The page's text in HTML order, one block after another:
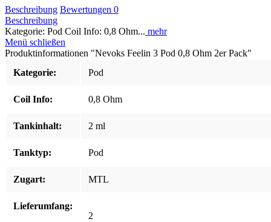
Beschreibung Bewertungen 0
Beschreibung
Kategorie: Pod Coil Info: 0,8 Ohm... mehr
Menü schließen
Produktinformationen "Nevoks Feelin 3 Pod 0,8 Ohm 2er Pack"
Kategorie:
Pod
Coil Info: 0,8 Ohm
Tankinhalt: 2 ml
Tanktyp: Pod
Zugart: MTL
Lieferumfang:
2